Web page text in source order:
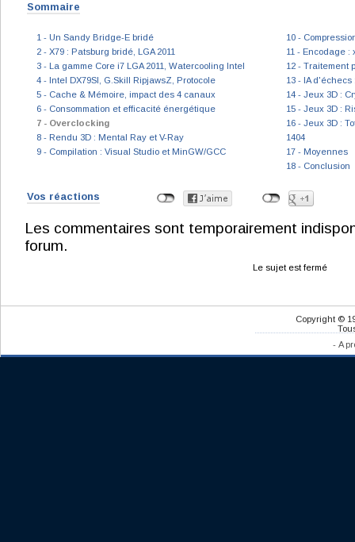
Sommaire
1 - Un Sandy Bridge-E bridé
2 - X79 : Patsburg bridé, LGA 2011
3 - La gamme Core i7 LGA 2011, Watercooling Intel
4 - Intel DX79SI, G.Skill RipjawsZ, Protocole
5 - Cache & Mémoire, impact des 4 canaux
6 - Consommation et efficacité énergétique
7 - Overclocking
8 - Rendu 3D : Mental Ray et V-Ray
9 - Compilation : Visual Studio et MinGW/GCC
10 -
11 - Encodage :
12 - Traitement
13 - IA
14 - Jeux 3D :
15 - Jeux 3D :
16 - Jeux 3D :
1404
17 - Moyennes
18 - Conclusion
Vos réactions
Les commentaires sont temporairement
forum.
Le sujet est fermé
Copyright ©
- A